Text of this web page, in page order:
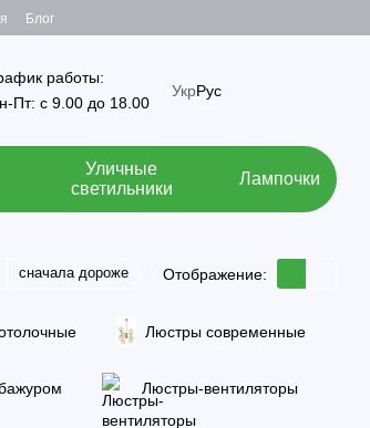
Блог
работы:
Пт: с 9.00 до 18.00
УкрРус
Уличные
светильники
Лампочки
сначала дороже Отображение:
Люстры современные
Люстры-вентиляторы